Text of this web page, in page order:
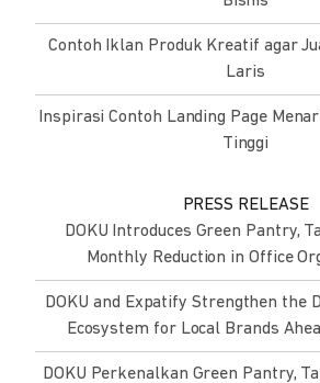
Contoh Iklan Produk Kreatif agar
Laris
Inspirasi Contoh Landing Page
Tinggi
PRESS RELEASE
DOKU Introduces Green Pantry,
Monthly Reduction in Office
DOKU and Expatify Strengthen the
Ecosystem for Local Brands
DOKU Perkenalkan Green Pantry,